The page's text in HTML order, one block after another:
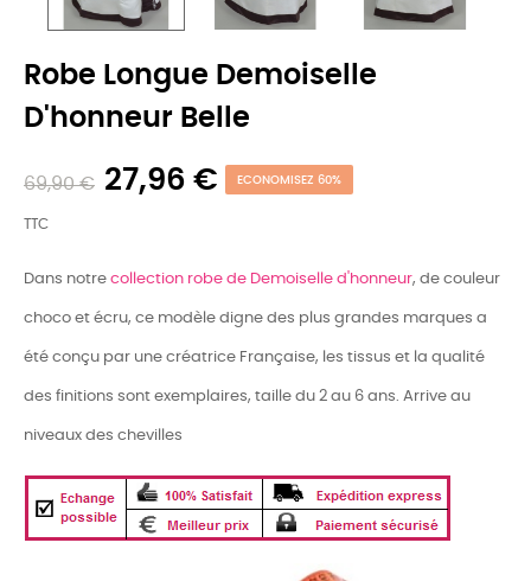
Robe Longue Demoiselle
D'honneur Belle
69,90 € 27,96 € ECONOMISEZ 60%
TTC
Dans notre collection robe de Demoiselle d'honneur, de couleur
choco et écru, ce modèle digne des plus grandes marques a
été conçu par une créatrice Française, les tissus et la qualité
des finitions sont exemplaires, taille du 2 au 6 ans. Arrive au
niveaux des chevilles